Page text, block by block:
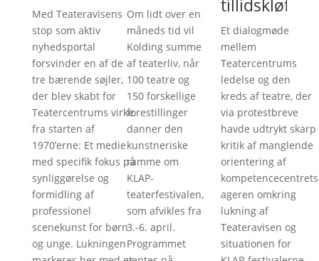
Med Teateravisens
stop som aktiv
nyhedsportal
forsvinder en af de
tre bærende søjler,
der blev skabt for
Teatercentrums virke
fra starten af
1970’erne: Et medie
med specifik fokus på
synliggørelse og
formidling af
professionel
scenekunst for børn
og unge. Lukningen
Om lidt over en
måneds tid vil
Kolding summe
af teaterliv, når
100 teatre og
150 forskellige
forestillinger
danner den
kunstneriske
ramme om
KLAP-
teaterfestivalen,
som afvikles fra
3.-6. april.
Programmet
tillidskløften
Et dialogmøde
mellem
Teatercentrums
ledelse og den
kreds af teatre, der
via protestbreve
havde udtrykt skarp
kritik af manglende
orientering af
kompetencecentrets
ageren omkring
lukning af
Teateravisen og
situationen for